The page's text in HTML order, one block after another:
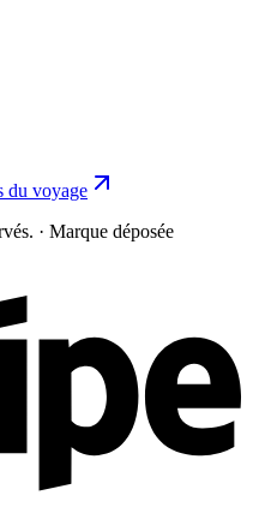
du voyage
· Marque déposée